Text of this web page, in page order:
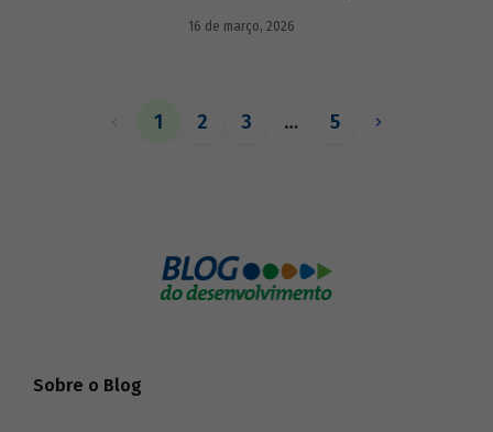
16 de março, 2026
1 2 3 … 5
Sobre o Blog